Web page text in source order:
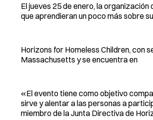
El jueves 25 de enero, la organización
que aprendieran un poco más sobre
Horizons for Homeless Children, con
Massachusetts y se encuentra en
«El evento tiene como objetivo
sirve y alentar a las personas a
miembro de la Junta Directiva de